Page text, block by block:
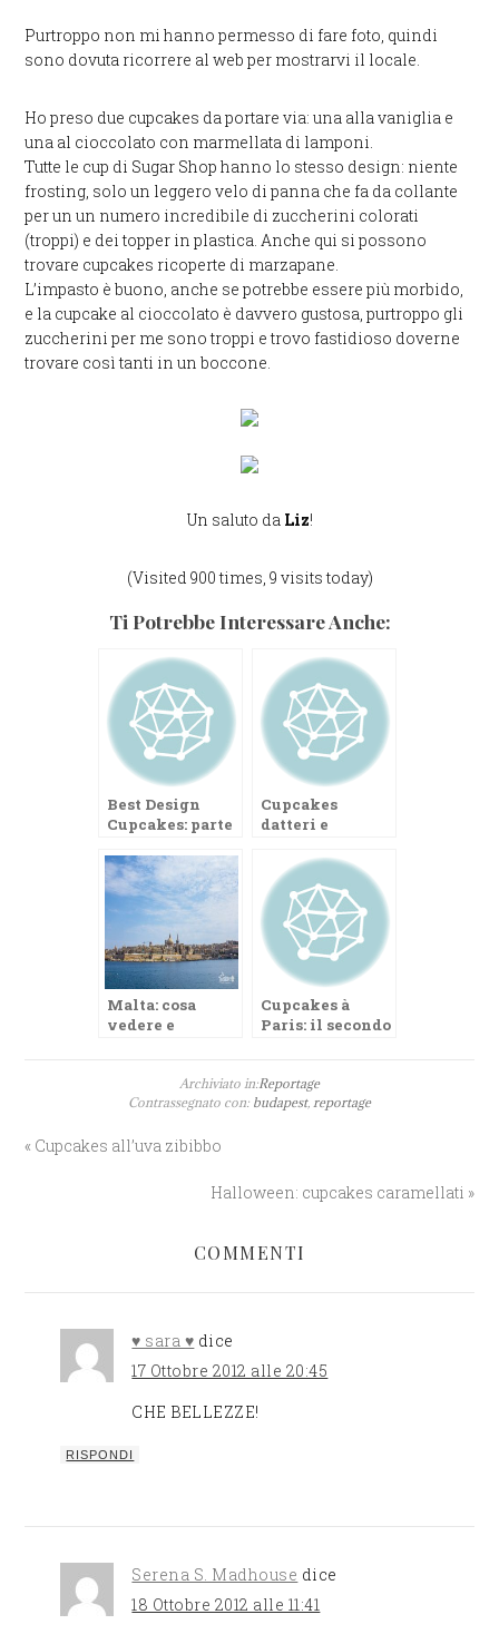
Purtroppo non mi hanno permesso di fare foto, quindi
sono dovuta ricorrere al web per mostrarvi il locale.
Ho preso due cupcakes da portare via: una alla vaniglia e
una al cioccolato con marmellata di lamponi.
Tutte le cup di Sugar Shop hanno lo stesso design: niente
frosting, solo un leggero velo di panna che fa da collante
per un un numero incredibile di zuccherini colorati
(troppi) e dei topper in plastica. Anche qui si possono
trovare cupcakes ricoperte di marzapane.
L’impasto è buono, anche se potrebbe essere più morbido,
e la cupcake al cioccolato è davvero gustosa, purtroppo gli
zuccherini per me sono troppi e trovo fastidioso doverne
trovare così tanti in un boccone.
Un saluto da Liz!
(Visited 900 times, 9 visits today)
Ti Potrebbe Interessare Anche:
Best Design
Cupcakes: parte
de Le Tortine
Cupcakes
datteri e
Malta: cosa
vedere e
patrimonio
dell’Umanità
Cupcakes à
Paris: il secondo
Archiviato in:Reportage
Contrassegnato con: budapest, reportage
« Cupcakes all’uva zibibbo
Halloween: cupcakes caramellati »
COMMENTI
♥ sara ♥ dice
17 Ottobre 2012 alle 20:45
CHE BELLEZZE!
RISPONDI
Serena S. Madhouse dice
18 Ottobre 2012 alle 11:41